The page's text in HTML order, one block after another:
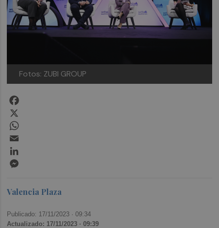
Fotos: ZUBI GROUP
Valencia Plaza
Publicado: 17/11/2023 ·09:34
Actualizado: 17/11/2023 · 09:39